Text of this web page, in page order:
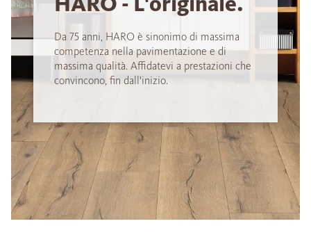
Da 75 anni, HARO è sinonimo di massima
competenza nella pavimentazione e di
massima qualità. Affidatevi a prestazioni che
convincono, fin dall'inizio.